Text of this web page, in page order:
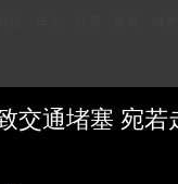
交通堵塞 宛